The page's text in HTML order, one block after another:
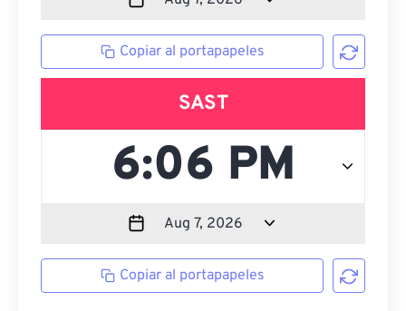
Copiar al portapapeles
SAST
Copiar al portapapeles